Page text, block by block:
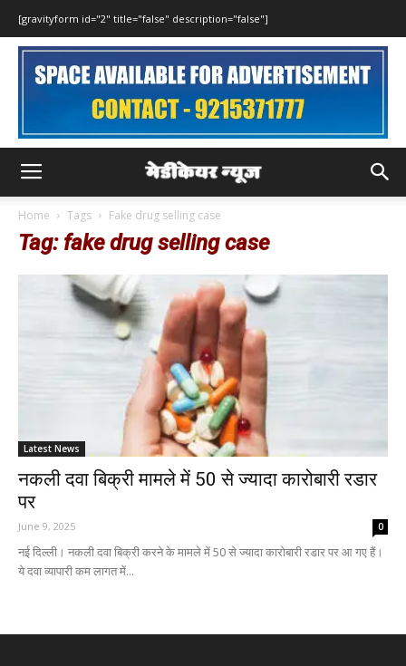
[gravityform id="2" title="false" description="false"]
Home Tags Fake drug selling case
Tag: fake drug selling case
Latest News
नकली दवा बिक्री मामले में 50 से ज्यादा कारोबारी रडार
पर
June 9, 2025 0
नई दिल्ली। नकली दवा बिक्री करने के मामले में 50 से ज्यादा कारोबारी रडार पर आ गए हैं।
ये दवा व्यापारी कम लागत में...